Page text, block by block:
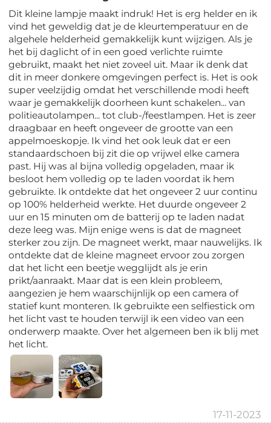
Dit kleine lampje maakt indruk! Het is erg helder en ik
vind het geweldig dat je de kleurtemperatuur en de
algehele helderheid gemakkelijk kunt wijzigen. Als je
het bij daglicht of in een goed verlichte ruimte
gebruikt, maakt het niet zoveel uit. Maar ik denk dat
dit in meer donkere omgevingen perfect is. Het is ook
super veelzijdig omdat het verschillende modi heeft
waar je gemakkelijk doorheen kunt schakelen... van
politieautolampen... tot club-/feestlampen. Het is zeer
draagbaar en heeft ongeveer de grootte van een
appelmoeskopje. Ik vind het ook leuk dat er een
standaardschoen bij zit die op vrijwel elke camera
past. Hij was al bijna volledig opgeladen, maar ik
besloot hem volledig op te laden voordat ik hem
gebruikte. Ik ontdekte dat het ongeveer 2 uur continu
op 100% helderheid werkte. Het duurde ongeveer 2
uur en 15 minuten om de batterij op te laden nadat
deze leeg was. Mijn enige wens is dat de magneet
sterker zou zijn. De magneet werkt, maar nauwelijks. Ik
ontdekte dat de kleine magneet ervoor zou zorgen
dat het licht een beetje wegglijdt als je erin
prikt/aanraakt. Maar dat is een klein probleem,
aangezien je hem waarschijnlijk op een camera of
statief kunt monteren. Ik gebruikte een selfiestick om
het licht vast te houden terwijl ik een video van een
onderwerp maakte. Over het algemeen ben ik blij met
het licht.
17-11-2023